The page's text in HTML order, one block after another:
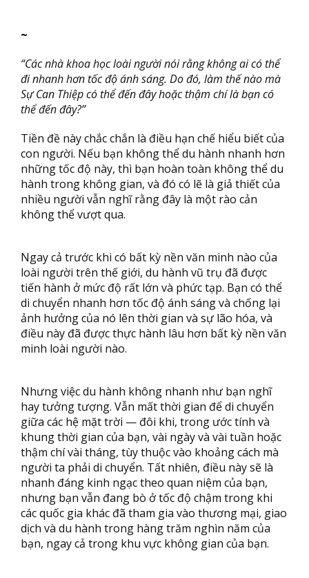
~
“Các nhà khoa học loài người nói rằng không ai có thể
đi nhanh hơn tốc độ ánh sáng. Do đó, làm thế nào mà
Sự Can Thiệp có thể đến đây hoặc thậm chí là bạn có
thể đến đây?”
Tiền đề này chắc chắn là điều hạn chế hiểu biết của
con người. Nếu bạn không thể du hành nhanh hơn
những tốc độ này, thì bạn hoàn toàn không thể du
hành trong không gian, và đó có lẽ là giả thiết của
nhiều người vẫn nghĩ rằng đây là một rào cản
không thể vượt qua.
Ngay cả trước khi có bất kỳ nền văn minh nào của
loài người trên thế giới, du hành vũ trụ đã được
tiến hành ở mức độ rất lớn và phức tạp. Bạn có thể
di chuyển nhanh hơn tốc độ ánh sáng và chống lại
ảnh hưởng của nó lên thời gian và sự lão hóa, và
điều này đã được thực hành lâu hơn bất kỳ nền văn
minh loài người nào.
Nhưng việc du hành không nhanh như bạn nghĩ
hay tưởng tượng. Vẫn mất thời gian để di chuyển
giữa các hệ mặt trời — đôi khi, trong ước tính và
khung thời gian của bạn, vài ngày và vài tuần hoặc
thậm chí vài tháng, tùy thuộc vào khoảng cách mà
người ta phải di chuyển. Tất nhiên, điều này sẽ là
nhanh đáng kinh ngạc theo quan niệm của bạn,
nhưng bạn vẫn đang bò ở tốc độ chậm trong khi
các quốc gia khác đã tham gia vào thương mại, giao
dịch và du hành trong hàng trăm nghìn năm của
bạn, ngay cả trong khu vực không gian của bạn.